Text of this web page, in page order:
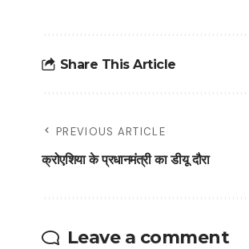
Share This Article
PREVIOUS ARTICLE
क्रोएशिया के प्रधानमंत्री का डीयू दौरा
Leave a comment